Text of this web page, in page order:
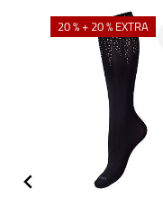
20 % + 20 % EXTRA